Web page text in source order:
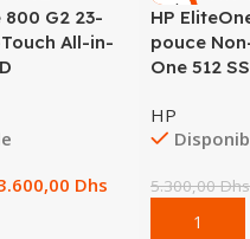
800 G2 23-
All-in-
Dhs
-23%
HP
pouce
One 512
HP
5.300,00Dhs